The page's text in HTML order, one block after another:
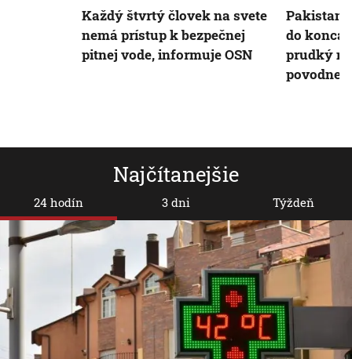
Najčítanejšie
24 hodín 3 dni Týždeň
Každý štvrtý človek na svete
nemá prístup k bezpečnej
pitnej vode, informuje OSN
Pakistan
do konca
prudký
povodne